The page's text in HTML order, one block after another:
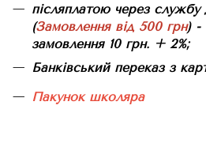
післяплатою через
(Замовлення від 500 грн) -
замовлення 10 грн. + 2%;
Банківський переказ з
Пакунок школяра